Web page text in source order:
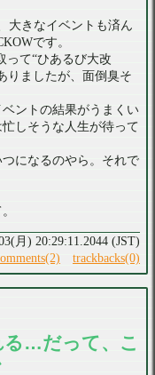
大きなイベントも済ん
です。
って“ひあるび大改
りましたが、面倒臭そ
ントの結果がうまくい
しそうな人生が待って
になるのやら。それで
月) 20:29:11.2044 (JST)
trackbacks(0)
る…だって、こ